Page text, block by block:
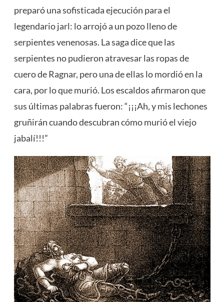
preparó una sofisticada ejecución para el
legendario jarl: lo arrojó a un pozo lleno de
serpientes venenosas. La saga dice que las
serpientes no pudieron atravesar las ropas de
cuero de Ragnar, pero una de ellas lo mordió en la
cara, por lo que murió. Los escaldos afirmaron que
sus últimas palabras fueron: “¡¡¡Ah, y mis lechones
gruñirán cuando descubran cómo murió el viejo
jabalí!!!”